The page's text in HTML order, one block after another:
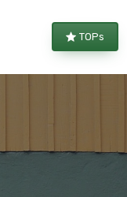
TOPs